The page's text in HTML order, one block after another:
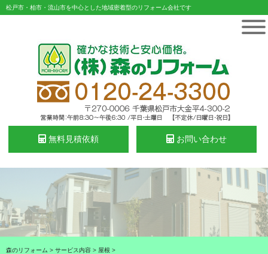
松戸市・柏市・流山市を中心とした地域密着型のリフォーム会社です
無料見積依頼 お問い合わせ
森のリフォーム > サービス内容 > 屋根 >